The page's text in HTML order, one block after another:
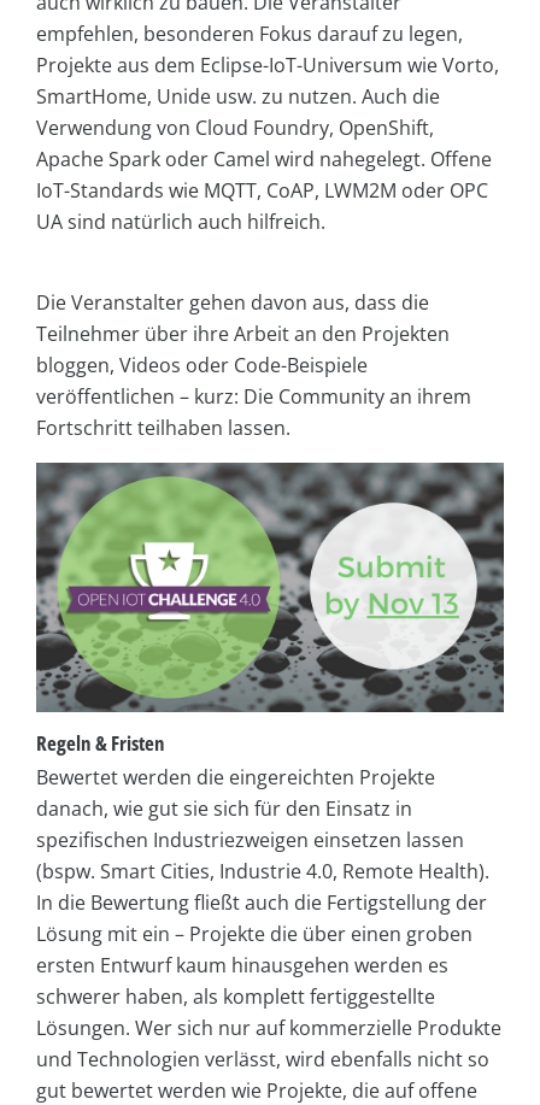
empfehlen, besonderen Fokus darauf zu legen,
Projekte aus dem Eclipse-IoT-Universum wie Vorto,
SmartHome, Unide usw. zu nutzen. Auch die
Verwendung von Cloud Foundry, OpenShift,
Apache Spark oder Camel wird nahegelegt. Offene
IoT-Standards wie MQTT, CoAP, LWM2M oder OPC
UA sind natürlich auch hilfreich.
Die Veranstalter gehen davon aus, dass die
Teilnehmer über ihre Arbeit an den Projekten
bloggen, Videos oder Code-Beispiele
veröffentlichen – kurz: Die Community an ihrem
Fortschritt teilhaben lassen.
Regeln & Fristen
Bewertet werden die eingereichten Projekte
danach, wie gut sie sich für den Einsatz in
spezifischen Industriezweigen einsetzen lassen
(bspw. Smart Cities, Industrie 4.0, Remote Health).
In die Bewertung fließt auch die Fertigstellung der
Lösung mit ein – Projekte die über einen groben
ersten Entwurf kaum hinausgehen werden es
schwerer haben, als komplett fertiggestellte
Lösungen. Wer sich nur auf kommerzielle Produkte
und Technologien verlässt, wird ebenfalls nicht so
gut bewertet werden wie Projekte, die auf offene